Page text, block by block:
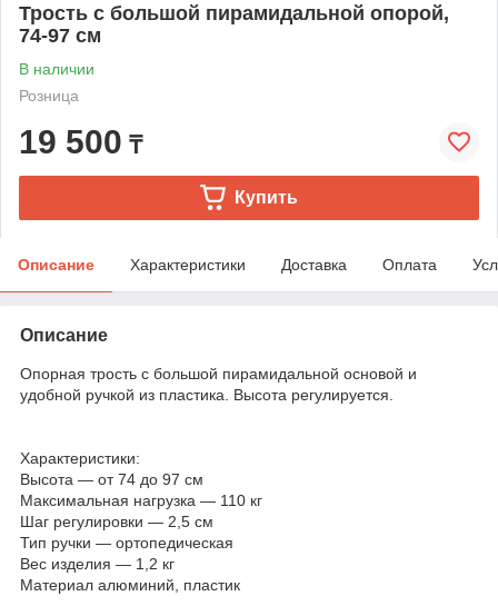
Трость с большой пирамидальной опорой,
74-97 см
В наличии
Розница
19 500 ₸
Купить
Описание Характеристики Доставка Оплата
Описание
Опорная трость с большой пирамидальной основой и
удобной ручкой из пластика. Высота регулируется.
Характеристики:
Высота — от 74 до 97 см
Максимальная нагрузка — 110 кг
Шаг регулировки — 2,5 см
Тип ручки — ортопедическая
Вес изделия — 1,2 кг
Материал алюминий, пластик